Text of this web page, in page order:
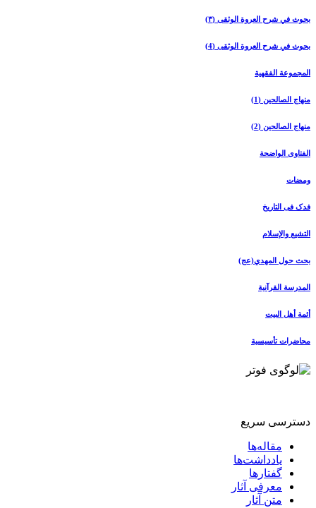
بحوث في شرح العروة الوثقی (۳)
بحوث في شرح العروة الوثقی (4)
المجموعة الفقهیة
منهاج الصالحین (1)
منهاج الصالحین (2)
الفتاوی الواضحة
ومضات
فدک فی التاریخ
التشیع والإسلام
بحث حول المهدي(عج)
المدرسة القرآنیة
أئمة أهل البیت
محاضرات تأسیسیة
دسترسی سریع
مقاله‌ها
یادداشت‌ها
گفتارها
معرفی آثار
متن آثار